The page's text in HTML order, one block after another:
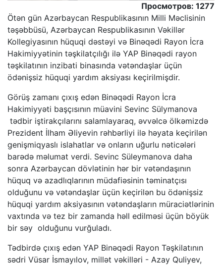
Просмотров: 1277
Ötən gün Azərbaycan Respublikasının Milli Məclisinin
təşəbbüsü, Azərbaycan Respublikasının Vəkillər
Kollegiyasının hüquqi dəstəyi və Binəqədi Rayon İcra
Hakimiyyətinin təşkilatçılığı ilə YAP Binəqədi rayon
təşkilatının inzibati binasında vətəndaşlar üçün
ödənişsiz hüquqi yardım aksiyası keçirilmişdir.
Görüş zamanı çıxış edən Binəqədi Rayon İcra
Hakimiyyəti başçısının müavini Sevinc Sülymanova
tədbir iştirakçılarını salamlayaraq, əvvəlcə ölkəmizdə
Prezident İlham Əliyevin rəhbərliyi ilə həyata keçirilən
genişmiqyaslı islahatlar və onların uğurlu nəticələri
barədə məlumat verdi. Sevinc Süleymanova daha
sonra Azərbaycan dövlətinin hər bir vətəndaşının
hüquq və azadlıqlarının müdafiəsinin təminatçısı
olduğunu və vətəndaşlar üçün keçirilən bu ödənişsiz
hüquqi yardım aksiyasının vətəndaşların müraciətlərinin
vaxtında və tez bir zamanda həll edilməsi üçün böyük
bir səy olduğunu vurğuladı.
Tədbirdə çıxış edən YAP Binəqədi Rayon Təşkilatının
sədri Vüsar İsmayılov, millət vəkilləri - Azay Quliyev,